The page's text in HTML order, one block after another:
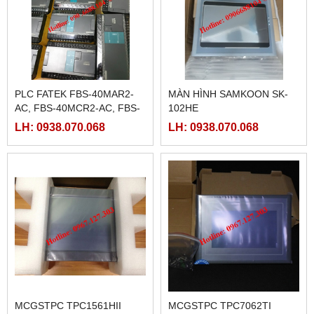
HMI WEINTEK MT8072IP ,
7INCH ETHERNET
LH: 0938.070.068
RƠ LE BÁN DẪN KYOTTO
KG1010D, KG1025D,
LH: 0938.070.068